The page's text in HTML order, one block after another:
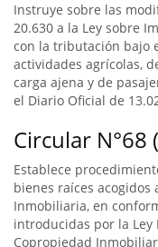
Instruye sobre las
20.630 a la Ley sobre
con la tributación bajo
actividades agrícolas,
carga ajena y de
el Diario Oficial de
Circular
Establece
bienes raíces
Inmobiliaria, en
introducidas por la Ley
Copropiedad